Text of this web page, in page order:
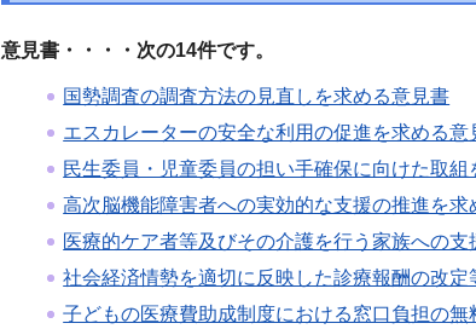
意見書・・・・次の14件です。
国勢調査の調査方法の見直しを求める意見書
エスカレーターの安全な利用の促進を求める意
民生委員・児童委員の担い手確保に向けた取組
高次脳機能障害者への実効的な支援の推進を求
医療的ケア者等及びその介護を行う家族への
社会経済情勢を適切に反映した診療報酬の改定
子どもの医療費助成制度における窓口負担の